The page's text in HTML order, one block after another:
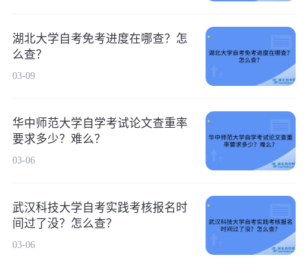
湖北大学自考免考进度在哪查？怎
么查？
03-09
华中师范大学自学考试论文查重率
要求多少？难么？
03-06
武汉科技大学自考实践考核报名时
间过了没？怎么查？
03-06